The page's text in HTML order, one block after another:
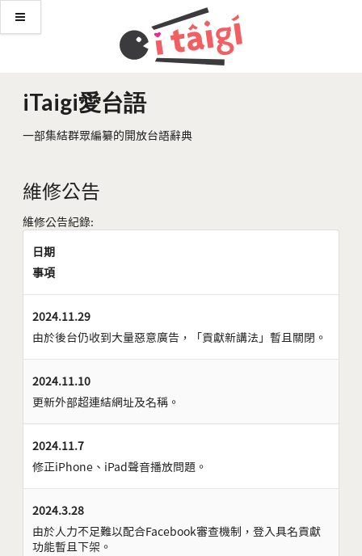
iTaigi愛台語
一部集結群眾編纂的開放台語辭典
維修公告
維修公告紀錄:
日期
事項
2024.11.29
由於後台仍收到大量惡意廣告，「貢獻新講法」暫且關閉。
2024.11.10
更新外部超連結網址及名稱。
2024.11.7
修正iPhone、iPad聲音播放問題。
2024.3.28
由於人力不足難以配合Facebook審查機制，登入具名貢獻
功能暫且下架。